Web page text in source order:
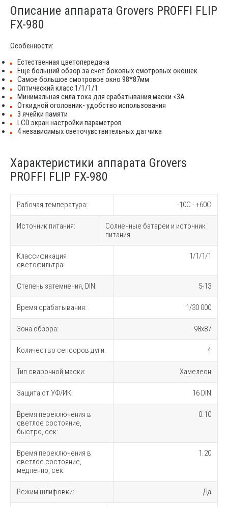
Описание аппарата Grovers PROFFI FLIP
FX-980
Особенности:
Естественная цветопередача
Еще больший обзор за счет боковых смотровых окошек
Самое большое смотровое окно 98*87мм
Оптический класс 1/1/1/1
Минимальная сила тока для срабатывания маски <3А​​​​​​​
Откидной оголовник- удобство использования
3 ячейки памяти
LCD экран настройки параметров
4 независимых светочувствительных датчика
Характеристики аппарата Grovers
PROFFI FLIP FX-980
Рабочая температура: -10C - +60C
Источник питания:
Солнечные батареи и источник
питания
Классификация
светофильтра:
1/1/1/1
Степень затемнения, DIN: 5-13
Время срабатывания: 1/30 000
Зона обзора: 98х87
Количество сенсоров дуги: 4
Тип сварочной маски: Хамелеон
Защита от УФ/ИК: 16 DIN
Время переключения в
светлое состояние,
быстро, сек:
0.10
Время переключения в
светлое состояние,
медленно, сек:
1.20
Режим шлифовки: Да